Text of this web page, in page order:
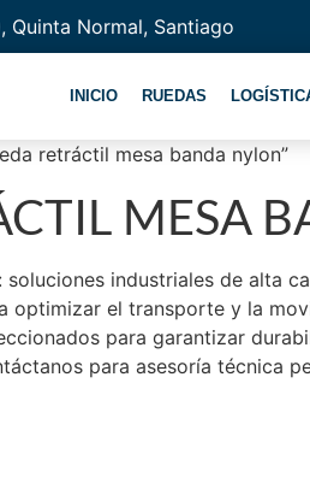
Quinta Normal, Santiago
INICIO RUEDAS
retráctil mesa banda nylon”
MESA
soluciones industriales de alta
optimizar el transporte y la
para garantizar
para asesoría técnica